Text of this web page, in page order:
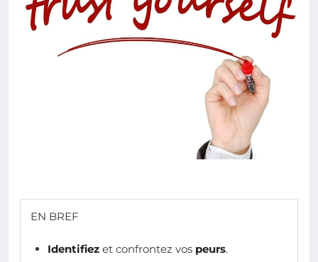
EN BREF
Identifiez et confrontez vos peurs.